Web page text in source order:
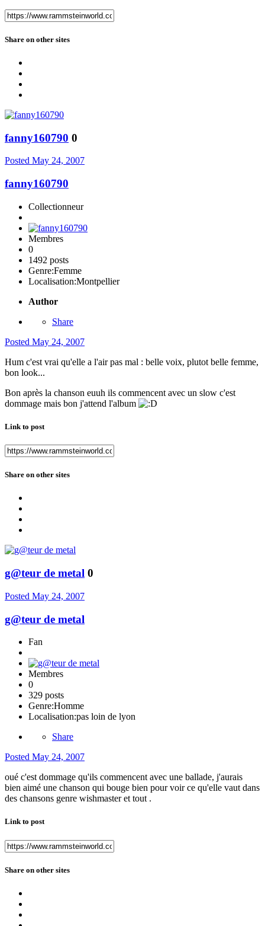
Share on other sites
fanny160790 0
Posted May 24, 2007
fanny160790
Collectionneur
Membres
0
1492 posts
Genre:Femme
Localisation:Montpellier
Author
Share
Posted May 24, 2007
Hum c'est vrai qu'elle a l'air pas mal : belle voix, plutot belle femme,
bon look...
Bon après la chanson euuh ils commencent avec un slow c'est
dommage mais bon j'attend l'album
Link to post
Share on other sites
g@teur de metal 0
Posted May 24, 2007
g@teur de metal
Fan
Membres
0
329 posts
Genre:Homme
Localisation:pas loin de lyon
Share
Posted May 24, 2007
oué c'est dommage qu'ils commencent avec une ballade, j'aurais
bien aimé une chanson qui bouge bien pour voir ce qu'elle vaut dans
des chansons genre wishmaster et tout .
Link to post
Share on other sites